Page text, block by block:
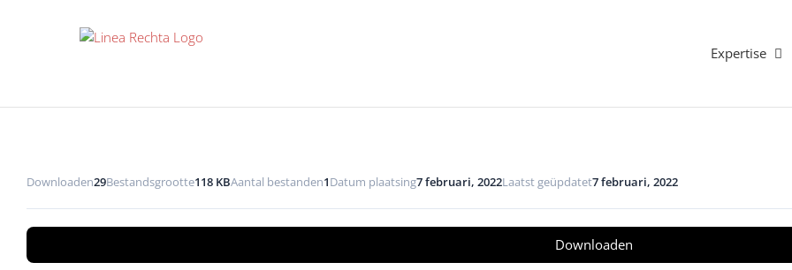
Expertise
Downloaden29Bestandsgrootte118 KBAantal bestanden1Datum plaatsing7 februari, 2022Laatst geüpdatet7 februari, 2022
Downloaden